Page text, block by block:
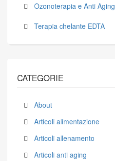
Ozonoterapia e Anti Aging
Terapia chelante EDTA
CATEGORIE
About
Articoli alimentazione
Articoli allenamento
Articoli anti aging